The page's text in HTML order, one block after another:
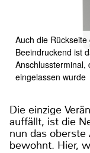
Auch die
Beeindruckend ist
Anschlussterminal,
eingelassen wurde
Die einzige
auffällt, ist die
nun das
bewohnt. Hier,